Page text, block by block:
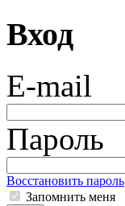
Вход
E-mail
Пароль
Восстановить пароль
Запомнить меня